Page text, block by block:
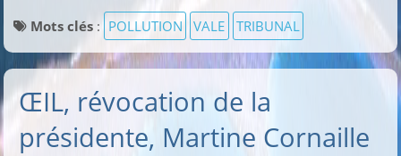
Mots clés : POLLUTION VALE TRIBUNAL
ŒIL, révocation de la
présidente, Martine Cornaille